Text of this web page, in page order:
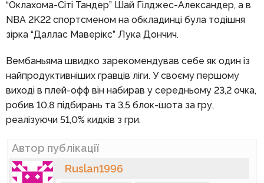
“Оклахома-Сіті Тандер” Шай Гілджес-Александер, а в
NBA 2K22 спортсменом на обкладинці була тодішня
зірка “Даллас Маверікс” Лука Дончич.
Вембаньяма швидко зарекомендував себе як один із
найпродуктивніших гравців ліги. У своєму першому
виході в плей-офф він набирав у середньому 23,2 очка,
робив 10,8 підбирань та 3,5 блок-шота за гру,
реалізуючи 51,0% кидків з гри.
Автор публікації
Ruslan1996